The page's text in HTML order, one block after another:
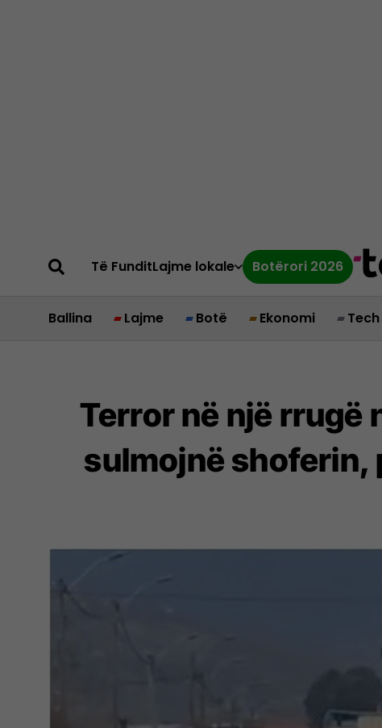
Të FunditLajme lokale Botërori 2026
Ballina Lajme Botë Ekonomi Tech
Terror në një rrugë
sulmojnë shoferin,